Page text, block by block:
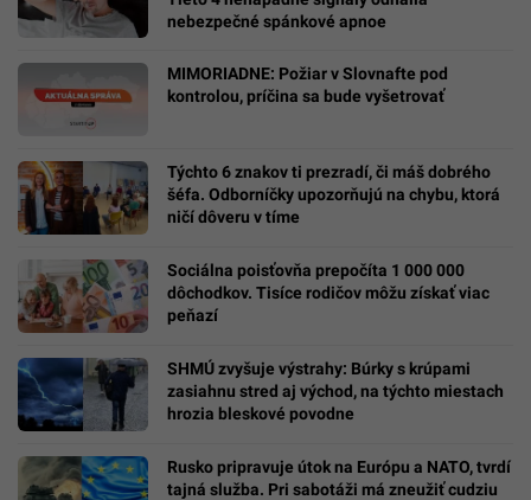
nebezpečné spánkové apnoe
MIMORIADNE: Požiar v Slovnafte pod
kontrolou, príčina sa bude vyšetrovať
Týchto 6 znakov ti prezradí, či máš dobrého
šéfa. Odborníčky upozorňujú na chybu, ktorá
ničí dôveru v tíme
Sociálna poisťovňa prepočíta 1 000 000
dôchodkov. Tisíce rodičov môžu získať viac
peňazí
SHMÚ zvyšuje výstrahy: Búrky s krúpami
zasiahnu stred aj východ, na týchto miestach
hrozia bleskové povodne
Rusko pripravuje útok na Európu a NATO, tvrdí
tajná služba. Pri sabotáži má zneužiť cudziu